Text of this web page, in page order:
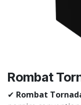
Rombat
✔ Rombat